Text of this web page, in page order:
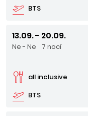
BTS
13.09. - 20.09.
Ne - Ne 7 nocí
BTS
all inclusive